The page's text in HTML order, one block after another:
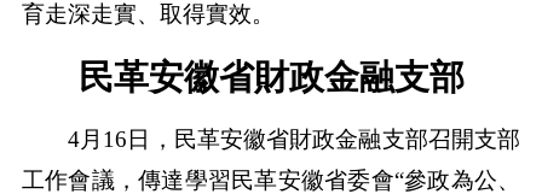
育走深走實、取得實效。
民革安徽省財政金融支部
4月16日，民革安徽省財政金融支部召開支部
工作會議，傳達學習民革安徽省委會“參政為公、